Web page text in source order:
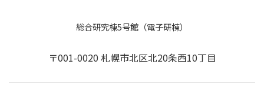
総合研究棟5号館（電子研棟）
〒001-0020 札幌市北区北20条西10丁目